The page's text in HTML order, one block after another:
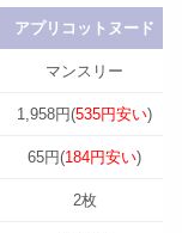
アプリコットヌード
マンスリー
1,958円(535円安い)
65円(184円安い)
2枚